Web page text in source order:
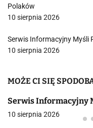
Polaków
10 sierpnia 2026
Serwis Informacyjny Myśli
10 sierpnia 2026
MOŻE CI SIĘ
Serwis Informacyjny
10 sierpnia 2026